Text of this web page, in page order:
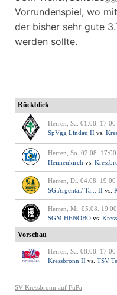
Vorrundenspiel, wo
der bisher sehr gute
werden sollte.